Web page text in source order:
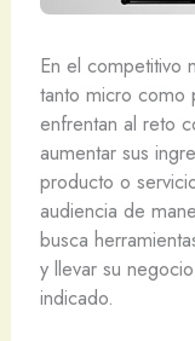
En el competitivo
tanto micro como
enfrentan al reto
aumentar sus
producto o
audiencia de
busca
y llevar su
indicado.